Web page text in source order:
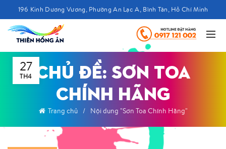
196 Kinh Dương Vương, Phường An Lạc A, Bình Tân, Hồ Chí Minh
CHỦ ĐỀ: SƠN TOA
CHÍNH HÃNG
Trang chủ Nội dung "Sơn Toa Chính Hãng"
27
TH4